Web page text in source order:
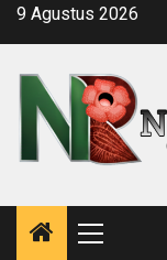
Skip9 Agustus 2026
Primary